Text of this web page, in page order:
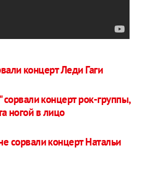
концерт Леди Гаги
сорвали концерт рок-группы,
ногой в лицо
сорвали концерт Натальи